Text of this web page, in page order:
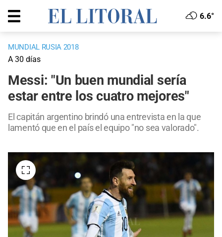
6.6°
MUNDIAL RUSIA 2018
A 30 días
Messi: "Un buen mundial sería
estar entre los cuatro mejores"
El capitán argentino brindó una entrevista en la que
lamentó que en el país el equipo "no sea valorado".